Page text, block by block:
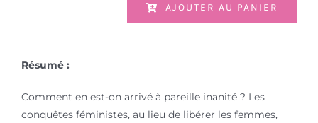
AJOUTER AU PANIER
Résumé :
Comment en est-on arrivé à pareille inanité ? Les
conquêtes féministes, au lieu de libérer les femmes,